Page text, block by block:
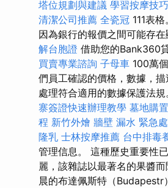
塔位規劃與建議 學習按摩技
清潔公司推薦 全瓷冠 111表格
因為銀行的報價之間可能存在
解台胞證 借助您的Bank360
買賣專業諮詢 子母車 100萬
們員工確認的價格，數據，
處理符合適用的數據保護法
寨簽證快速辦理教學 墓地購
程 新竹外燴 牆壁 漏水 緊急
隆乳 士林按摩推薦 台中排毒
管理信息。 這種歷史重要性
麗，該雜誌以最著名的果醬
晨的布達佩斯特（Budapestr